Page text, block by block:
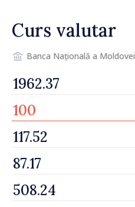
Curs valutar
Banca Națională a Moldovei